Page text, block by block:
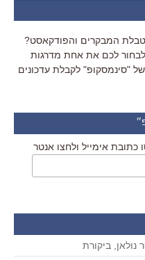
טבלת המבקרים והפודקאסט?
לכם את אחת מדרגות
"סינמסקופ" לקבלת עדכונים
כתובת אימייל ולחצו אנטר
נולאן, ביקורת